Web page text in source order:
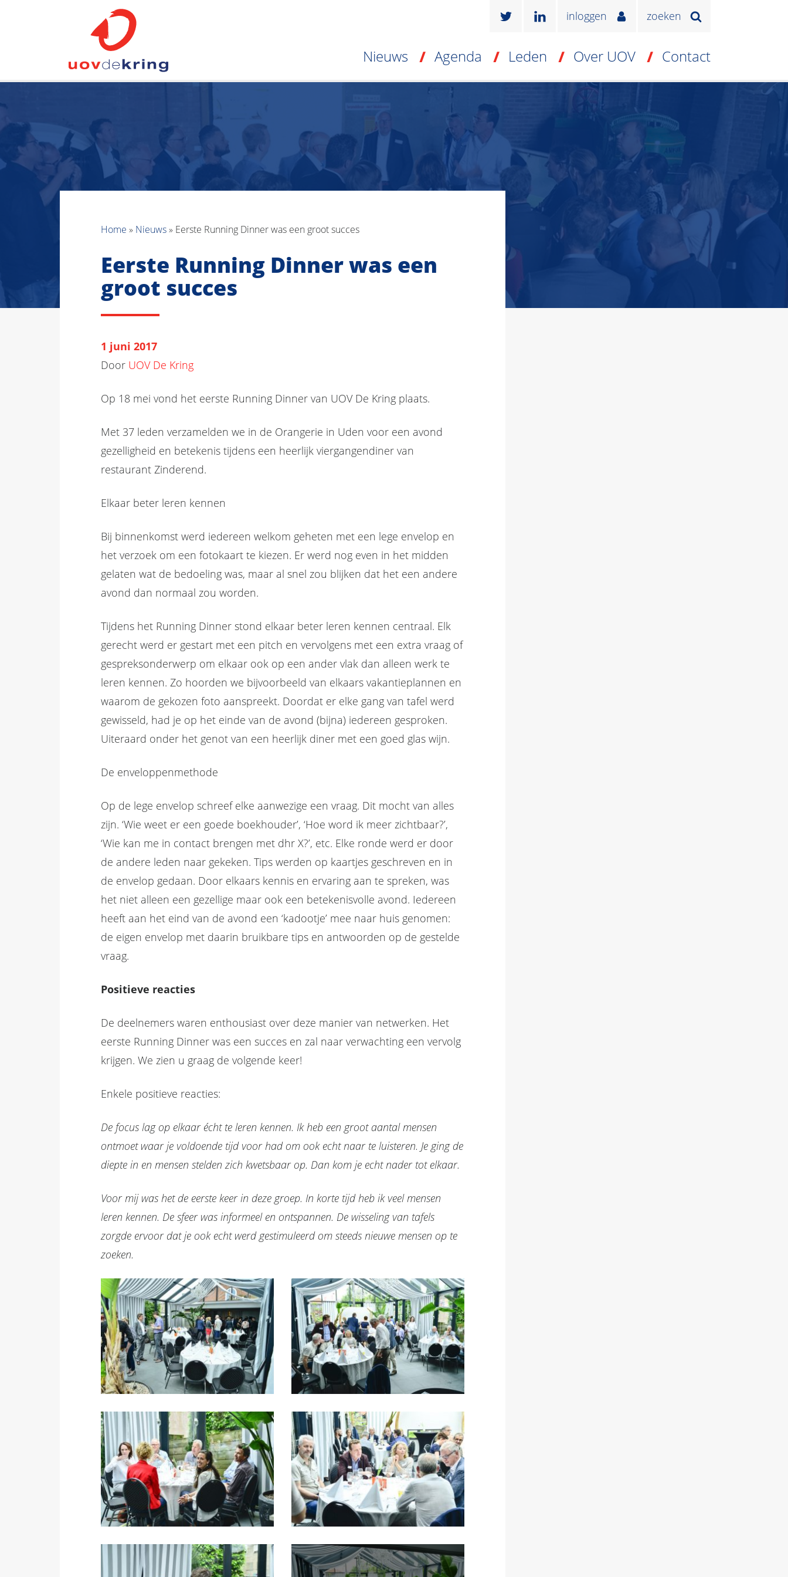
inloggen zoeken
Nieuws Agenda Leden Over UOV Contact
Home » Nieuws» Eerste Running Dinner was een groot succes
Eerste Running Dinner was een
groot succes
1 juni 2017
Door UOV De Kring
Op 18 mei vond het eerste Running Dinner van UOV De Kring plaats.
Met 37 leden verzamelden we in de Orangerie in Uden voor een avond
gezelligheid en betekenis tijdens een heerlijk viergangendiner van
restaurant Zinderend.
Elkaar beter leren kennen
Bij binnenkomst werd iedereen welkom geheten met een lege envelop en
het verzoek om een fotokaart te kiezen. Er werd nog even in het midden
gelaten wat de bedoeling was, maar al snel zou blijken dat het een andere
avond dan normaal zou worden.
Tijdens het Running Dinner stond elkaar beter leren kennen centraal. Elk
gerecht werd er gestart met een pitch en vervolgens met een extra vraag of
gespreksonderwerp om elkaar ook op een ander vlak dan alleen werk te
leren kennen. Zo hoorden we bijvoorbeeld van elkaars vakantieplannen en
waarom de gekozen foto aanspreekt. Doordat er elke gang van tafel werd
gewisseld, had je op het einde van de avond (bijna) iedereen gesproken.
Uiteraard onder het genot van een heerlijk diner met een goed glas wijn.
De enveloppenmethode
Op de lege envelop schreef elke aanwezige een vraag. Dit mocht van alles
zijn. ‘Wie weet er een goede boekhouder’, ‘Hoe word ik meer zichtbaar?’,
‘Wie kan me in contact brengen met dhr X?’, etc. Elke ronde werd er door
de andere leden naar gekeken. Tips werden op kaartjes geschreven en in
de envelop gedaan. Door elkaars kennis en ervaring aan te spreken, was
het niet alleen een gezellige maar ook een betekenisvolle avond. Iedereen
heeft aan het eind van de avond een ‘kadootje’ mee naar huis genomen:
de eigen envelop met daarin bruikbare tips en antwoorden op de gestelde
vraag.
Positieve reacties
De deelnemers waren enthousiast over deze manier van netwerken. Het
eerste Running Dinner was een succes en zal naar verwachting een vervolg
krijgen. We zien u graag de volgende keer!
Enkele positieve reacties:
De focus lag op elkaar écht te leren kennen. Ik heb een groot aantal mensen
ontmoet waar je voldoende tijd voor had om ook echt naar te luisteren. Je ging de
diepte in en mensen stelden zich kwetsbaar op. Dan kom je echt nader tot elkaar.
Voor mij was het de eerste keer in deze groep. In korte tijd heb ik veel mensen
leren kennen. De sfeer was informeel en ontspannen. De wisseling van tafels
zorgde ervoor dat je ook echt werd gestimuleerd om steeds nieuwe mensen op te
zoeken.